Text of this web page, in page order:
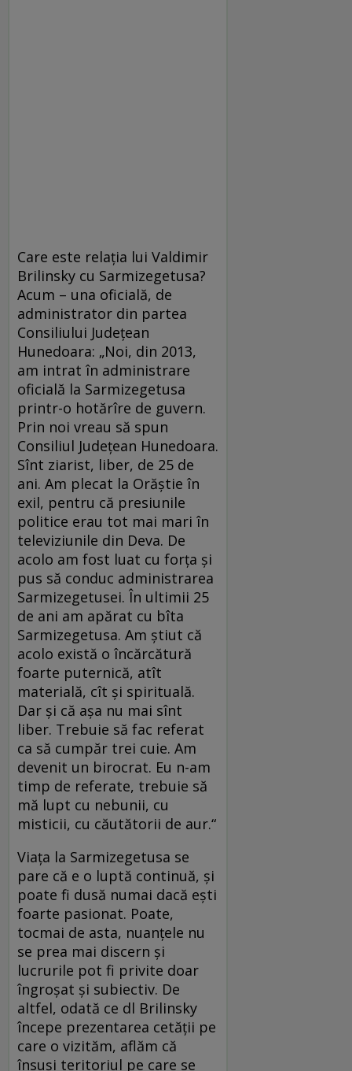
Care este relaţia lui Valdimir
Brilinsky cu Sarmizegetusa?
Acum – una oficială, de
administrator din partea
Consiliului Judeţean
Hunedoara: „Noi, din 2013,
am intrat în administrare
oficială la Sarmizegetusa
printr-o hotărîre de guvern.
Prin noi vreau să spun
Consiliul Judeţean Hunedoara.
Sînt ziarist, liber, de 25 de
ani. Am plecat la Orăştie în
exil, pentru că presiunile
politice erau tot mai mari în
televiziunile din Deva. De
acolo am fost luat cu forţa şi
pus să conduc administrarea
Sarmizegetusei. În ultimii 25
de ani am apărat cu bîta
Sarmizegetusa. Am ştiut că
acolo există o încărcătură
foarte puternică, atît
materială, cît şi spirituală.
Dar şi că aşa nu mai sînt
liber. Trebuie să fac referat
ca să cumpăr trei cuie. Am
devenit un birocrat. Eu n-am
timp de referate, trebuie să
mă lupt cu nebunii, cu
misticii, cu căutătorii de aur.“
Viaţa la Sarmizegetusa se
pare că e o luptă continuă, şi
poate fi dusă numai dacă eşti
foarte pasionat. Poate,
tocmai de asta, nuanţele nu
se prea mai discern şi
lucrurile pot fi privite doar
îngroşat şi subiectiv. De
altfel, odată ce dl Brilinsky
începe prezentarea cetăţii pe
care o vizităm, aflăm că
însuşi teritoriul pe care se